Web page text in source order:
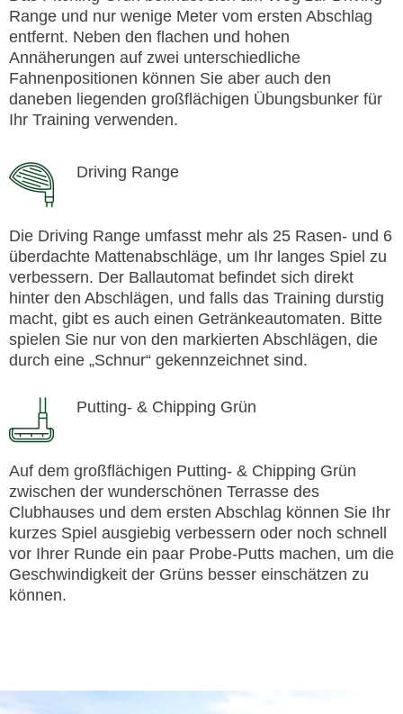
Range und nur wenige Meter vom ersten Abschlag
entfernt. Neben den flachen und hohen
Annäherungen auf zwei unterschiedliche
Fahnenpositionen können Sie aber auch den
daneben liegenden großflächigen Übungsbunker für
Ihr Training verwenden.
Driving Range
Die Driving Range umfasst mehr als 25 Rasen- und 6
überdachte Mattenabschläge, um Ihr langes Spiel zu
verbessern. Der Ballautomat befindet sich direkt
hinter den Abschlägen, und falls das Training durstig
macht, gibt es auch einen Getränkeautomaten. Bitte
spielen Sie nur von den markierten Abschlägen, die
durch eine „Schnur“ gekennzeichnet sind.
Putting- & Chipping Grün
Auf dem großflächigen Putting- & Chipping Grün
zwischen der wunderschönen Terrasse des
Clubhauses und dem ersten Abschlag können Sie Ihr
kurzes Spiel ausgiebig verbessern oder noch schnell
vor Ihrer Runde ein paar Probe-Putts machen, um die
Geschwindigkeit der Grüns besser einschätzen zu
können.